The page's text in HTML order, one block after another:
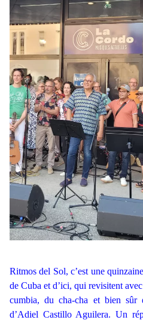
Ritmos del Sol, c’est une quinzaine
de Cuba et d’ici, qui revisitent
cumbia, du cha-cha et bien sûr
d’Adiel Castillo Aguilera. Un